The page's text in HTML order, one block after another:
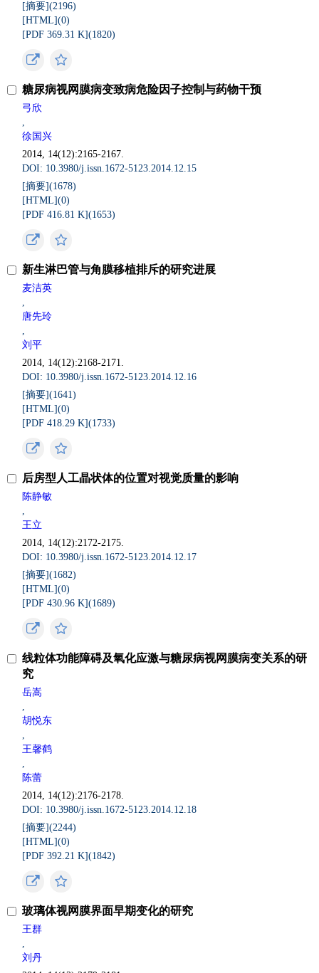
[摘要](2196)
[HTML](0)
[PDF 369.31 K](1820)
糖尿病视网膜病变致病危险因子控制与药物干预
弓欣
,
徐国兴
2014, 14(12):2165-2167.
DOI: 10.3980/j.issn.1672-5123.2014.12.15
[摘要](1678)
[HTML](0)
[PDF 416.81 K](1653)
新生淋巴管与角膜移植排斥的研究进展
麦洁英
,
唐先玲
,
刘平
2014, 14(12):2168-2171.
DOI: 10.3980/j.issn.1672-5123.2014.12.16
[摘要](1641)
[HTML](0)
[PDF 418.29 K](1733)
后房型人工晶状体的位置对视觉质量的影响
陈静敏
,
王立
2014, 14(12):2172-2175.
DOI: 10.3980/j.issn.1672-5123.2014.12.17
[摘要](1682)
[HTML](0)
[PDF 430.96 K](1689)
线粒体功能障碍及氧化应激与糖尿病视网膜病变关系的研
究
岳嵩
,
胡悦东
,
王馨鹤
,
陈蕾
2014, 14(12):2176-2178.
DOI: 10.3980/j.issn.1672-5123.2014.12.18
[摘要](2244)
[HTML](0)
[PDF 392.21 K](1842)
玻璃体视网膜界面早期变化的研究
王群
,
刘丹